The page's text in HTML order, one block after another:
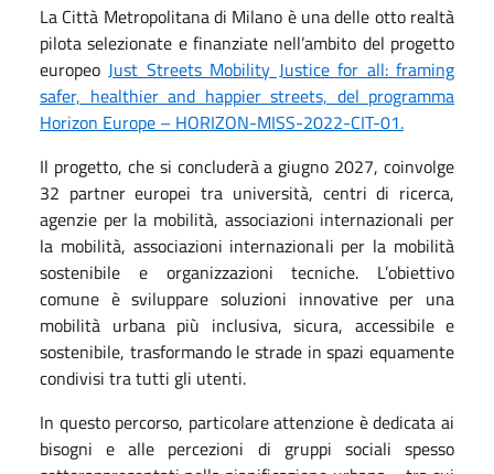
La Città Metropolitana di Milano è una delle otto realtà
pilota selezionate e finanziate nell’ambito del progetto
europeo Just Streets Mobility Justice for all: framing
safer, healthier and happier streets, del programma
Horizon Europe – HORIZON-MISS-2022-CIT-01.
Il progetto, che si concluderà a giugno 2027, coinvolge
32 partner europei tra università, centri di ricerca,
agenzie per la mobilità, associazioni internazionali per
la mobilità, associazioni internazionali per la mobilità
sostenibile e organizzazioni tecniche. L’obiettivo
comune è sviluppare soluzioni innovative per una
mobilità urbana più inclusiva, sicura, accessibile e
sostenibile, trasformando le strade in spazi equamente
condivisi tra tutti gli utenti.
In questo percorso, particolare attenzione è dedicata ai
bisogni e alle percezioni di gruppi sociali spesso